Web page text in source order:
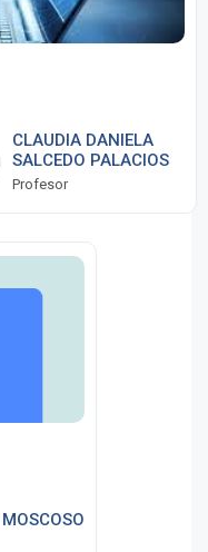
CLAUDIA DANIELA
SALCEDO PALACIOS
Profesor